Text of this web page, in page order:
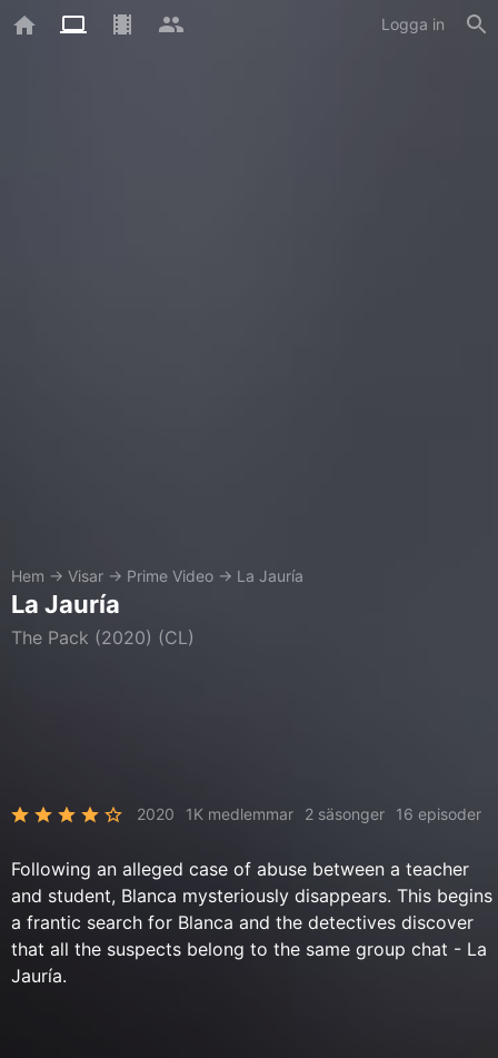
Logga in
Hem → Visar → Prime Video → La Jauría
La Jauría
The Pack (2020) (CL)
2020 1K medlemmar 2 säsonger 16 episoder
Following an alleged case of abuse between a teacher
and student, Blanca mysteriously disappears. This begins
a frantic search for Blanca and the detectives discover
that all the suspects belong to the same group chat - La
Jauría.